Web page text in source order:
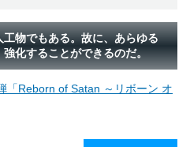
物でもある。故に、あらゆる
化することができるのだ。
「Reborn of Satan ～リボーン オ